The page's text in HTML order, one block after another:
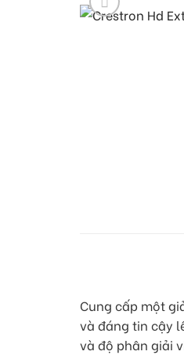
Cung cấp một
và đáng tin cậy
và độ phân giải